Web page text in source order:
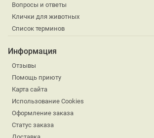
Вопросы и ответы
Клички для животных
Список терминов
Информация
Отзывы
Помощь приюту
Карта сайта
Использование Cookies
Оформление заказа
Статус заказа